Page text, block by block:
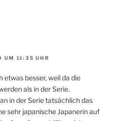
UM 11:35 UHR
etwas besser, weil da die
als in der Serie.
in der Serie tatsächlich das
sehr japanische Japanerin auf